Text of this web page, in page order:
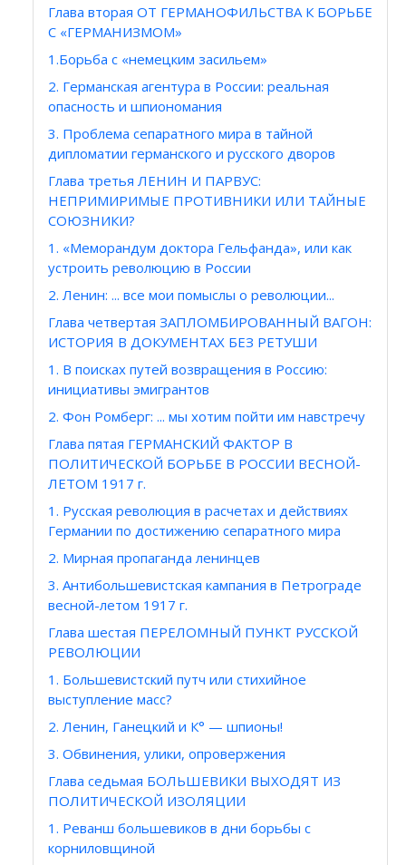
Глава вторая ОТ ГЕРМАНОФИЛЬСТВА К БОРЬБЕ
С «ГЕРМАНИЗМОМ»
1.Борьба с «немецким засильем»
2. Германская агентура в России: реальная
опасность и шпиономания
3. Проблема сепаратного мира в тайной
дипломатии германского и русского дворов
Глава третья ЛЕНИН И ПАРВУС:
НЕПРИМИРИМЫЕ ПРОТИВНИКИ ИЛИ ТАЙНЫЕ
СОЮЗНИКИ?
1. «Меморандум доктора Гельфанда», или как
устроить революцию в России
2. Ленин: ... все мои помыслы о революции...
Глава четвертая ЗАПЛОМБИРОВАННЫЙ ВАГОН:
ИСТОРИЯ В ДОКУМЕНТАХ БЕЗ РЕТУШИ
1. В поисках путей возвращения в Россию:
инициативы эмигрантов
2. Фон Ромберг: ... мы хотим пойти им навстречу
Глава пятая ГЕРМАНСКИЙ ФАКТОР В
ПОЛИТИЧЕСКОЙ БОРЬБЕ В РОССИИ ВЕСНОЙ-
ЛЕТОМ 1917 г.
1. Русская революция в расчетах и действиях
Германии по достижению сепаратного мира
2. Мирная пропаганда ленинцев
3. Антибольшевистская кампания в Петрограде
весной-летом 1917 г.
Глава шестая ПЕРЕЛОМНЫЙ ПУНКТ РУССКОЙ
РЕВОЛЮЦИИ
1. Большевистский путч или стихийное
выступление масс?
2. Ленин, Ганецкий и К° — шпионы!
3. Обвинения, улики, опровержения
Глава седьмая БОЛЬШЕВИКИ ВЫХОДЯТ ИЗ
ПОЛИТИЧЕСКОЙ ИЗОЛЯЦИИ
1. Реванш большевиков в дни борьбы с
корниловщиной